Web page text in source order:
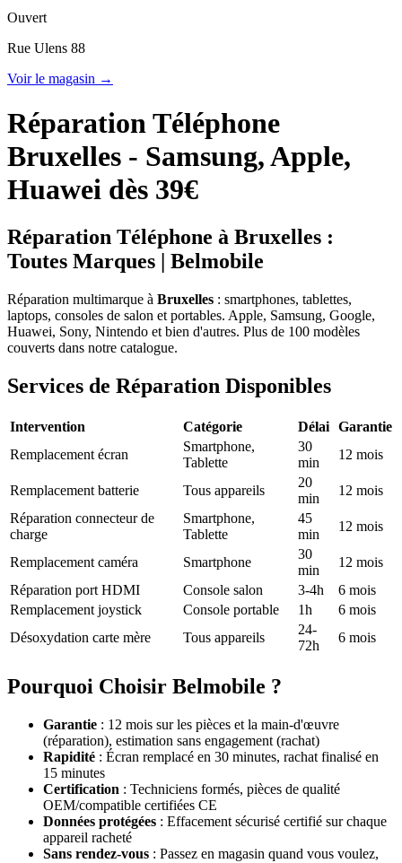
Ouvert
Rue Ulens 88
Voir le magasin →
Réparation Téléphone
Bruxelles - Samsung, Apple,
Huawei dès 39€
Réparation Téléphone à Bruxelles :
Toutes Marques | Belmobile
Réparation multimarque à Bruxelles : smartphones, tablettes,
laptops, consoles de salon et portables. Apple, Samsung, Google,
Huawei, Sony, Nintendo et bien d'autres. Plus de 100 modèles
couverts dans notre catalogue.
Services de Réparation Disponibles
Intervention Catégorie Délai Garantie
Remplacement écran
Smartphone,
Tablette
30
min
12 mois
Remplacement batterie Tous appareils
20
min
12 mois
Réparation connecteur de
charge
Smartphone,
Tablette
45
min
12 mois
Remplacement caméra Smartphone
30
min
12 mois
Réparation port HDMI
Console salon 3-4h
6 mois
Remplacement joystick
Console portable 1h
6 mois
Désoxydation carte mère
Tous appareils
24-
72h
6 mois
Pourquoi Choisir Belmobile ?
Garantie : 12 mois sur les pièces et la main-d'œuvre
(réparation), estimation sans engagement (rachat)
Rapidité : Écran remplacé en 30 minutes, rachat finalisé en
15 minutes
Certification : Techniciens formés, pièces de qualité
OEM/compatible certifiées CE
Données protégées : Effacement sécurisé certifié sur chaque
appareil racheté
Sans rendez-vous : Passez en magasin quand vous voulez,